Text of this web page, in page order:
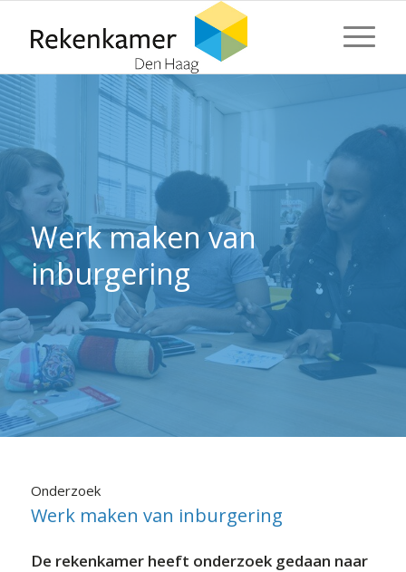
⬇ Blok overslaan
⬇ Blok overslaan
Werk maken van
inburgering
Onderzoek
Werk maken van inburgering
De rekenkamer heeft onderzoek gedaan naar